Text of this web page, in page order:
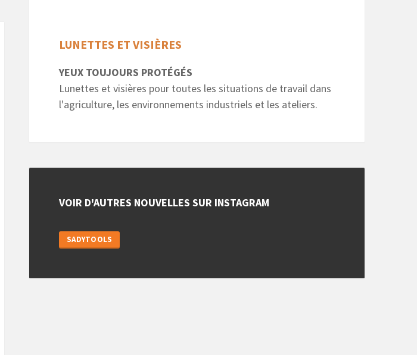
LUNETTES ET VISIÈRES
YEUX TOUJOURS PROTÉGÉS
Lunettes et visières pour toutes les situations de travail dans
l'agriculture, les environnements industriels et les ateliers.
VOIR D'AUTRES NOUVELLES SUR INSTAGRAM
SADYTOOLS